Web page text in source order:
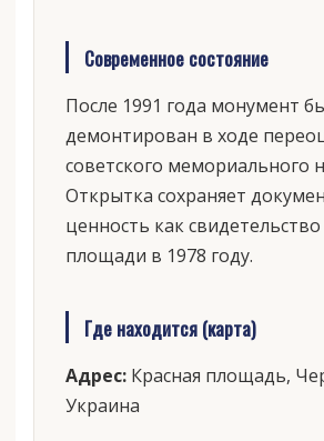
Современное состояние
После 1991 года монумент
демонтирован в ходе
советского мемориального
Открытка сохраняет
ценность как
площади в 1978 году.
Где находится (карта)
Адрес:Красная площадь,
Украина